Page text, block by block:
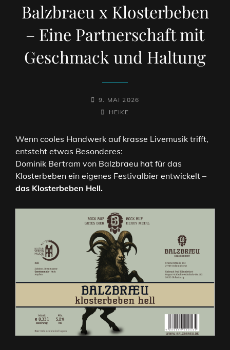
Balzbraeu x Klosterbeben
– Eine Partnerschaft mit
Geschmack und Haltung
POSTED-
9. MAI 2026
BY
BYLINE
HEIKE
Wenn cooles Handwerk auf krasse Livemusik trifft,
entsteht etwas Besonderes:
Dominik Bertram von Balzbraeu hat für das
Klosterbeben ein eigenes Festivalbier entwickelt –
das Klosterbeben Hell.